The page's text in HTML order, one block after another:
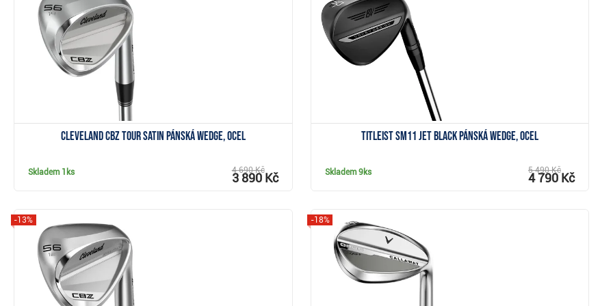
Cleveland CBZ Tour Satin pánská wedge, ocel
Skladem 1ks 4 690 Kč
3 890 Kč
Titleist SM11 Jet Black pánská wedge, ocel
Skladem9ks 5 490 Kč
4 790 Kč
-13% -18%